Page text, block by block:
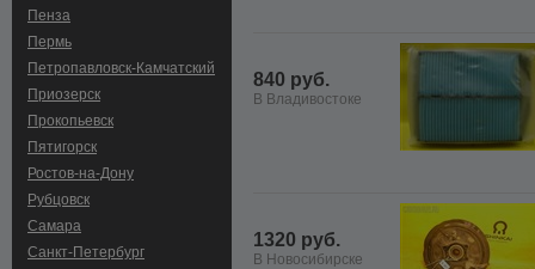
Пенза
Пермь
Петропавловск-Камчатский
Приозерск
Прокопьевск
Пятигорск
Ростов-на-Дону
Рубцовск
Самара
Санкт-Петербург
840 руб.
В Владивостоке
1320 руб.
В Новосибирске